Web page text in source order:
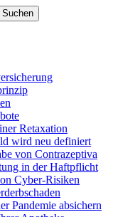
Retaxation
wird neu definiert
von Contrazeptiva
in der Haftpflicht
Cyber-Risiken
Pandemie absichern